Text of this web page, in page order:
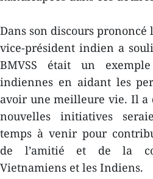
Dans son discours
vice-président indien a
BMVSS était un
indiennes en aidant les
avoir une meilleure vie. Il a
nouvelles initiatives
temps à venir pour
de l’amitié et de la
Vietnamiens et les Indiens.